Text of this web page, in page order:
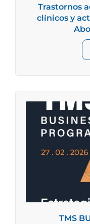
Trastornos
clínicos y
TMS